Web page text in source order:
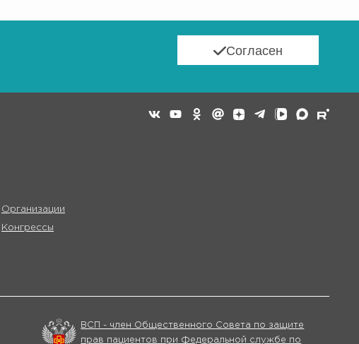
Согласен
Организации
Конгрессы
ВСП - член Общественного Совета по защите
прав пациентов при Федеральной службе по